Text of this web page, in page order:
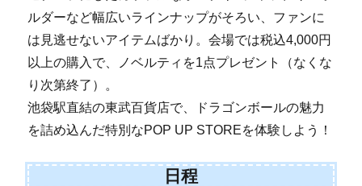
ルダーなど幅広いラインナップがそろい、ファンに
は見逃せないアイテムばかり。会場では税込4,000円
以上の購入で、ノベルティを1点プレゼント（なくな
り次第終了）。
池袋駅直結の東武百貨店で、ドラゴンボールの魅力
を詰め込んだ特別なPOP UP STOREを体験しよう！
日程